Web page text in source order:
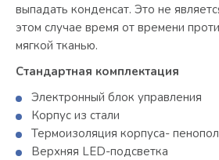
выпадать конденсат. Это не
этом случае время от времени
мягкой тканью.
Стандартная комплектация
Электронный блок управления
Корпус из стали
Термоизоляция корпуса-
Верхняя LED-подсветка